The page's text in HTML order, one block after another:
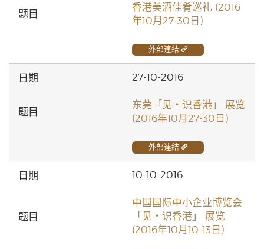
香港美酒佳肴巡礼 (2016
年10月27-30日)
外部連結
27-10-2016
东莞「见‧识香港」 展览
(2016年10月27-30日)
外部連結
10-10-2016
中国国际中小企业博览会
「见‧识香港」 展览
(2016年10月10-13日)